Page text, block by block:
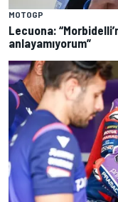
MOTOGP
Lecuona:
anlayamıyorum”